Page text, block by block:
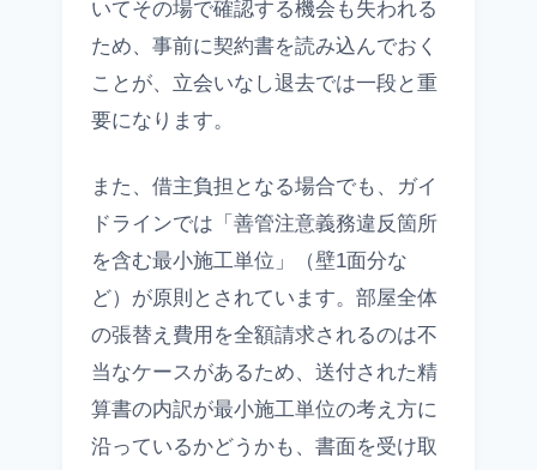
いてその場で確認する機会も失われる
ため、事前に契約書を読み込んでおく
ことが、立会いなし退去では一段と重
要になります。
また、借主負担となる場合でも、ガイ
ドラインでは「善管注意義務違反箇所
を含む最小施工単位」（壁1面分な
ど）が原則とされています。部屋全体
の張替え費用を全額請求されるのは不
当なケースがあるため、送付された精
算書の内訳が最小施工単位の考え方に
沿っているかどうかも、書面を受け取